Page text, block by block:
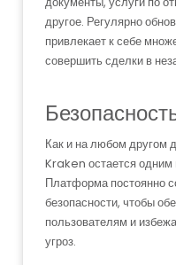
другое. Регулярно
привлекает к себе
совершить сделки в
Как и на любом другом
Kraken остается одним
Платформа постоянно
безопасности, чтобы
пользователям и
угроз.